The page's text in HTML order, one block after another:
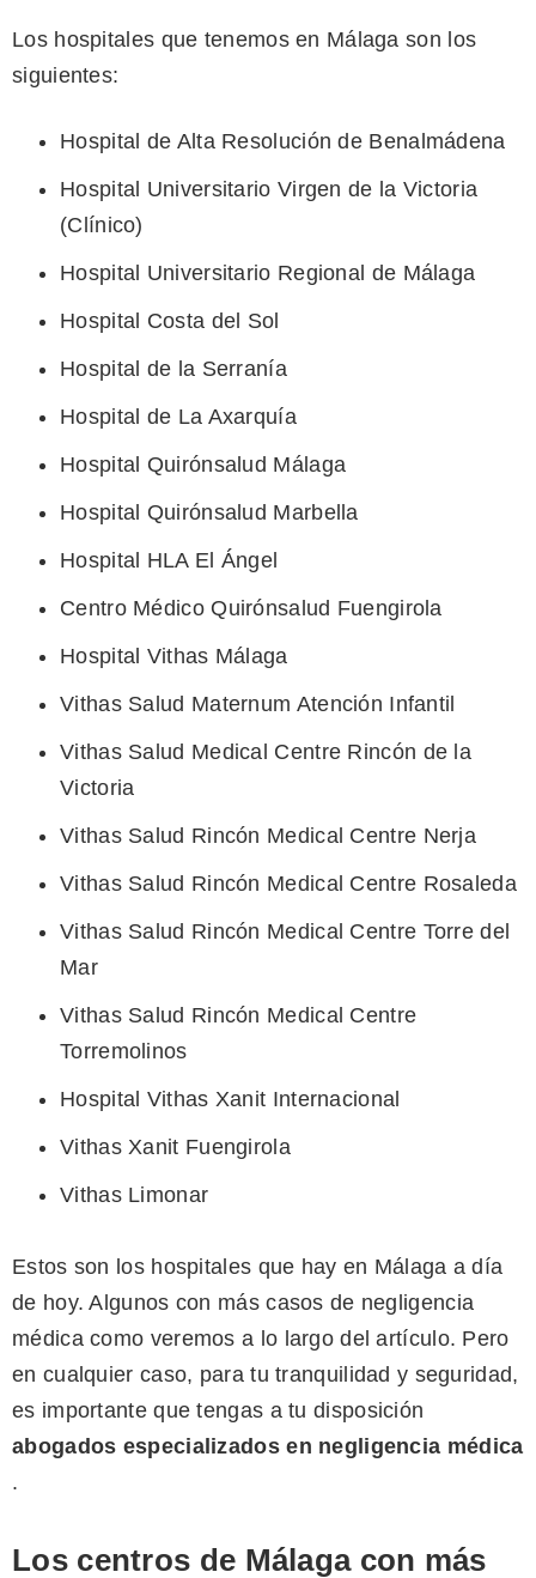
Los hospitales que tenemos en Málaga son los
siguientes:
Hospital de Alta Resolución de Benalmádena
Hospital Universitario Virgen de la Victoria
(Clínico)
Hospital Universitario Regional de Málaga
Hospital Costa del Sol
Hospital de la Serranía
Hospital de La Axarquía
Hospital Quirónsalud Málaga
Hospital Quirónsalud Marbella
Hospital HLA El Ángel
Centro Médico Quirónsalud Fuengirola
Hospital Vithas Málaga
Vithas Salud Maternum Atención Infantil
Vithas Salud Medical Centre Rincón de la
Victoria
Vithas Salud Rincón Medical Centre Nerja
Vithas Salud Rincón Medical Centre Rosaleda
Vithas Salud Rincón Medical Centre Torre del
Mar
Vithas Salud Rincón Medical Centre
Torremolinos
Hospital Vithas Xanit Internacional
Vithas Xanit Fuengirola
Vithas Limonar
Estos son los hospitales que hay en Málaga a día
de hoy. Algunos con más casos de negligencia
médica como veremos a lo largo del artículo. Pero
en cualquier caso, para tu tranquilidad y seguridad,
es importante que tengas a tu disposición
abogados especializados en negligencia médica
.
Los centros de Málaga con más